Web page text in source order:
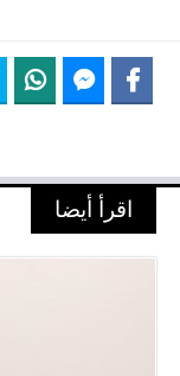
اقرأ أيضا